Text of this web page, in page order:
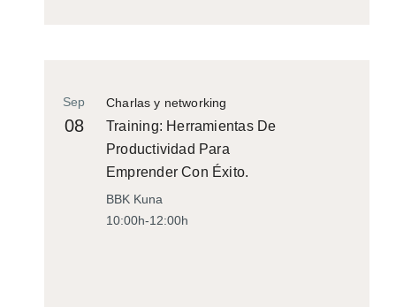
Charlas y networking
Sep
08
Training: Herramientas De
Productividad Para
Emprender Con Éxito.
BBK Kuna
10:00h-12:00h